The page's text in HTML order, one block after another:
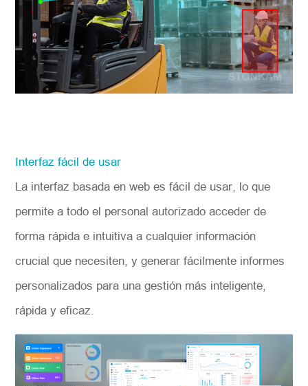
Interfaz fácil de usar
La interfaz basada en web es fácil de usar, lo que
permite a todo el personal autorizado acceder de
forma rápida e intuitiva a cualquier información
crucial que necesiten, y generar fácilmente informes
personalizados para una gestión más inteligente,
rápida y eficaz.